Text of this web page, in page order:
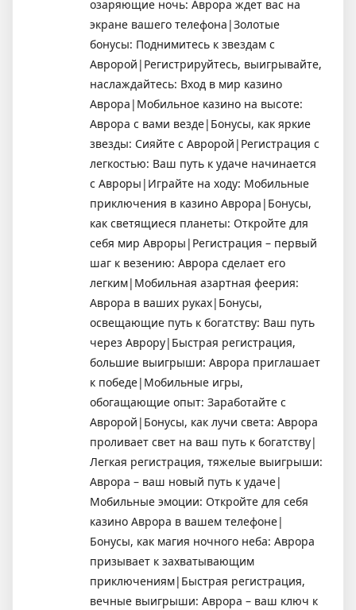
озаряющие ночь: Аврора ждет вас на
экране вашего телефона|Золотые
бонусы: Поднимитесь к звездам с
Авророй|Регистрируйтесь, выигрывайте,
наслаждайтесь: Вход в мир казино
Аврора|Мобильное казино на высоте:
Аврора с вами везде|Бонусы, как яркие
звезды: Сияйте с Авророй|Регистрация с
легкостью: Ваш путь к удаче начинается
с Авроры|Играйте на ходу: Мобильные
приключения в казино Аврора|Бонусы,
как светящиеся планеты: Откройте для
себя мир Авроры|Регистрация – первый
шаг к везению: Аврора сделает его
легким|Мобильная азартная феерия:
Аврора в ваших руках|Бонусы,
освещающие путь к богатству: Ваш путь
через Аврору|Быстрая регистрация,
большие выигрыши: Аврора приглашает
к победе|Мобильные игры,
обогащающие опыт: Заработайте с
Авророй|Бонусы, как лучи света: Аврора
проливает свет на ваш путь к богатству|
Легкая регистрация, тяжелые выигрыши:
Аврора – ваш новый путь к удаче|
Мобильные эмоции: Откройте для себя
казино Аврора в вашем телефоне|
Бонусы, как магия ночного неба: Аврора
призывает к захватывающим
приключениям|Быстрая регистрация,
вечные выигрыши: Аврора – ваш ключ к